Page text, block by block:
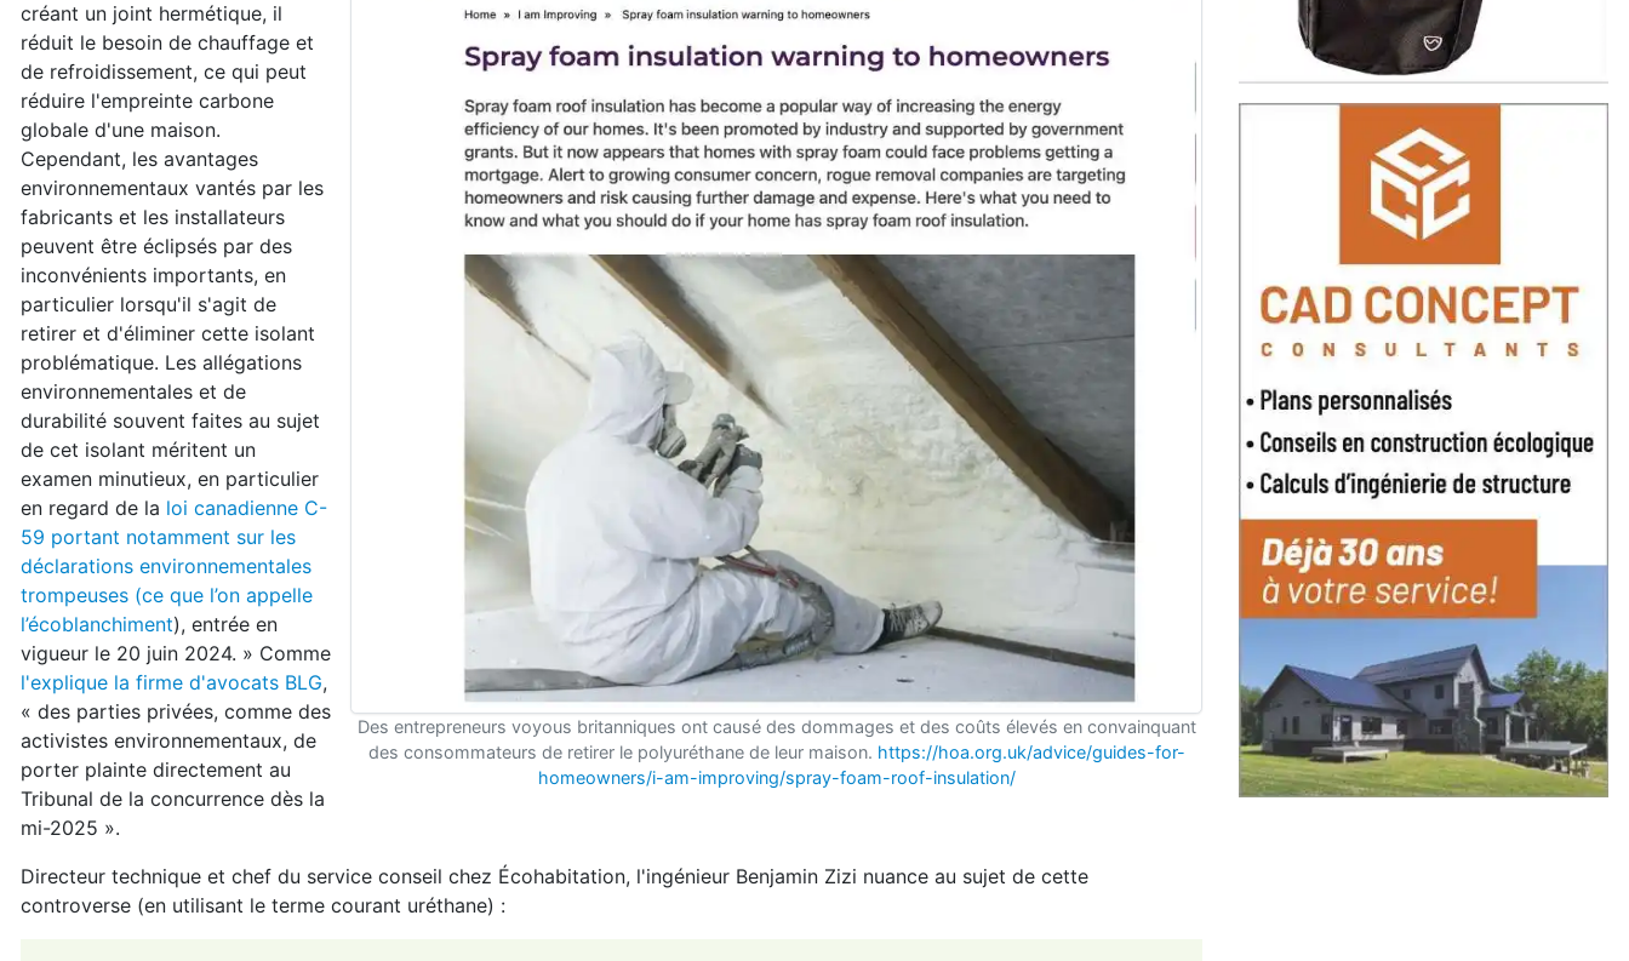
Des entrepreneurs voyous britanniques ont causé des dommages et des coûts élevés en convainquant
des consommateurs de retirer le polyuréthane de leur maison. https://hoa.org.uk/advice/guides-for-
homeowners/i-am-improving/spray-foam-roof-insulation/
créant un joint hermétique, il
réduit le besoin de chauffage et
de refroidissement, ce qui peut
réduire l'empreinte carbone
globale d'une maison.
Cependant, les avantages
environnementaux vantés par les
fabricants et les installateurs
peuvent être éclipsés par des
inconvénients importants, en
particulier lorsqu'il s'agit de
retirer et d'éliminer cette isolant
problématique. Les allégations
environnementales et de
durabilité souvent faites au sujet
de cet isolant méritent un
examen minutieux, en particulier
en regard de la loi canadienne C-
59 portant notamment sur les
déclarations environnementales
trompeuses (ce que l’on appelle
l’écoblanchiment), entrée en
vigueur le 20 juin 2024. » Comme
l'explique la firme d'avocats BLG,
« des parties privées, comme des
activistes environnementaux, de
porter plainte directement au
Tribunal de la concurrence dès la
mi-2025 ».
Directeur technique et chef du service conseil chez Écohabitation, l'ingénieur Benjamin Zizi nuance au sujet de cette
controverse (en utilisant le terme courant uréthane) :